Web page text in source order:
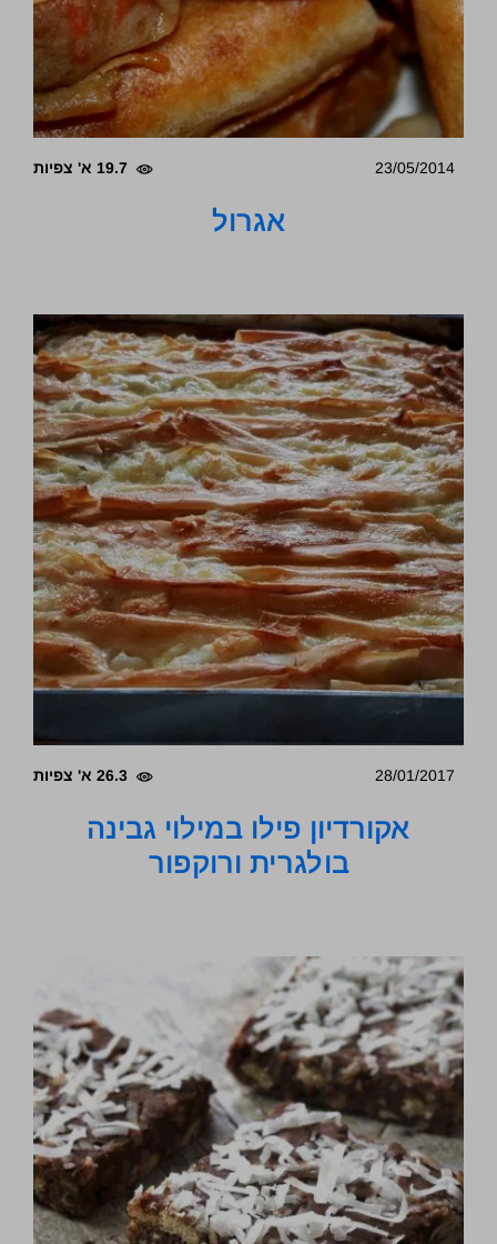
23/05/2014 19.7 א' צפיות
אגרול
28/01/2017 26.3 א' צפיות
אקורדיון פילו במילוי גבינה
בולגרית ורוקפור